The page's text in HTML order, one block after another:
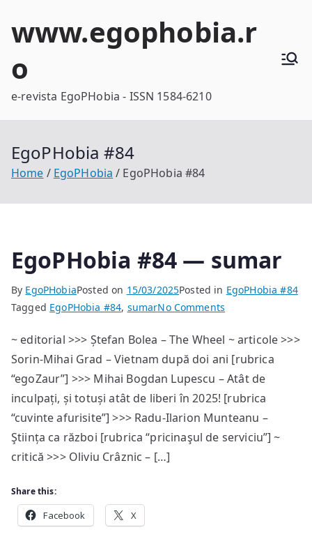
www.egophobia.r
o
e-revista EgoPHobia - ISSN 1584-6210
EgoPHobia #84
Home EgoPHobia EgoPHobia #84
EgoPHobia #84 — sumar
By EgoPHobiaPosted on 15/03/2025Posted in EgoPHobia #84
Tagged EgoPHobia #84, sumarNo Comments
#84
—
sumar
~ editorial >>> Ștefan Bolea – The Wheel ~ articole >>>
Sorin-Mihai Grad – Vietnam după doi ani [rubrica
“egoZaur”] >>> Mihai Bogdan Lupescu – Atât de
inculpați, și totuși atât de liberi în 2025! [rubrica
“cuvinte afurisite”] >>> Radu-Ilarion Munteanu –
Ştiința ca război [rubrica “pricinaşul de serviciu”] ~
critică >>> Oliviu Crâznic – […]
Share this:
Facebook X